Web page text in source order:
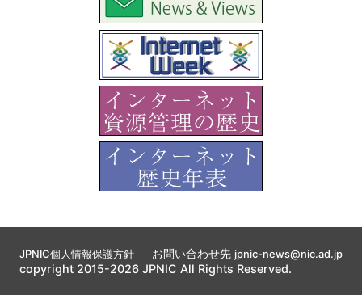
JPNIC個人情報保護方針 お問い合わせ先 jpnic-news@nic.ad.jp
copyright 2015-2026 JPNIC All Rights Reserved.